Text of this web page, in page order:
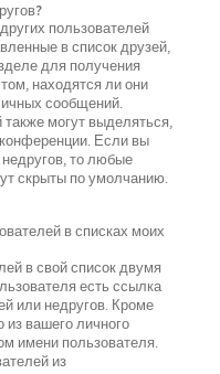
пользователей
в список друзей,
для получения
находятся ли они
сообщений.
могут выделяться,
Если вы
то любые
скрыты по умолчанию.
в списках моих
в свой список двумя
есть ссылка
или недругов. Кроме
из вашего личного
имени пользователя.
из